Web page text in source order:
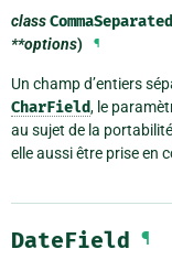
class
**options) ¶
Un champ d’entiers
CharField, le
au sujet de la
elle aussi être prise en
DateField ¶